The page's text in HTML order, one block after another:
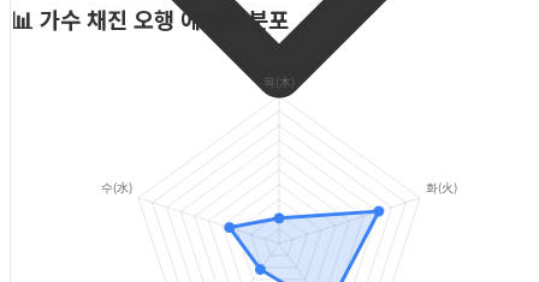
📊 가수 채진 오행 에너지 분포